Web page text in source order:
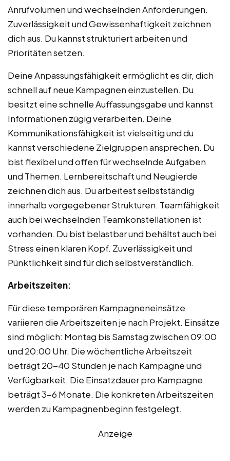
Anrufvolumen und wechselnden Anforderungen.
Zuverlässigkeit und Gewissenhaftigkeit zeichnen
dich aus. Du kannst strukturiert arbeiten und
Prioritäten setzen.
Deine Anpassungsfähigkeit ermöglicht es dir, dich
schnell auf neue Kampagnen einzustellen. Du
besitzt eine schnelle Auffassungsgabe und kannst
Informationen zügig verarbeiten. Deine
Kommunikationsfähigkeit ist vielseitig und du
kannst verschiedene Zielgruppen ansprechen. Du
bist flexibel und offen für wechselnde Aufgaben
und Themen. Lernbereitschaft und Neugierde
zeichnen dich aus. Du arbeitest selbstständig
innerhalb vorgegebener Strukturen. Teamfähigkeit
auch bei wechselnden Teamkonstellationen ist
vorhanden. Du bist belastbar und behältst auch bei
Stress einen klaren Kopf. Zuverlässigkeit und
Pünktlichkeit sind für dich selbstverständlich.
Arbeitszeiten:
Für diese temporären Kampagneneinsätze
variieren die Arbeitszeiten je nach Projekt. Einsätze
sind möglich: Montag bis Samstag zwischen 09:00
und 20:00 Uhr. Die wöchentliche Arbeitszeit
beträgt 20-40 Stunden je nach Kampagne und
Verfügbarkeit. Die Einsatzdauer pro Kampagne
beträgt 3-6 Monate. Die konkreten Arbeitszeiten
werden zu Kampagnenbeginn festgelegt.
Anzeige